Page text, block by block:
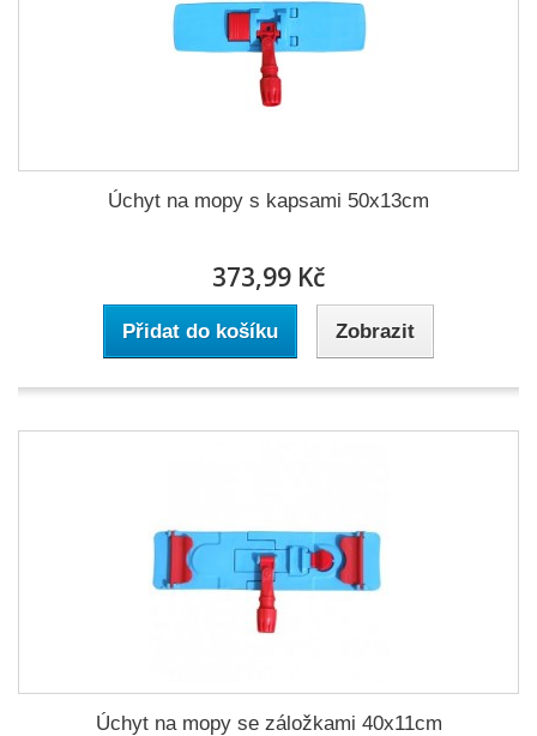
Úchyt na mopy s kapsami 50x13cm
373,99 Kč
Přidat do košíku Zobrazit
Úchyt na mopy se záložkami 40x11cm